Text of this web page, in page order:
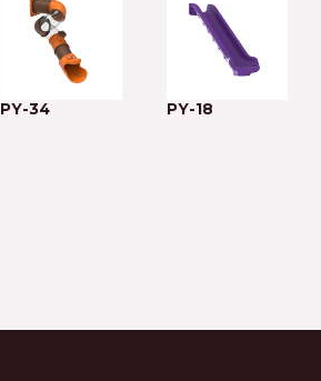
PY-34 PY-18